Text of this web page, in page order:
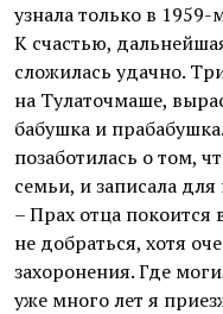
узнала только в
К счастью,
сложилась удачно.
на Тулаточмаше,
бабушка и
позаботилась о том,
семьи, и записала
– Прах отца покоится
не добраться, хотя
захоронения. Где
уже много лет я